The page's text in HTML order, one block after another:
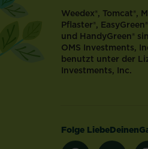
Weedex®, Tomcat®,
Pflaster®,
und HandyGreen®
OMS Investments,
benutzt unter der
Investments, Inc.
Folge